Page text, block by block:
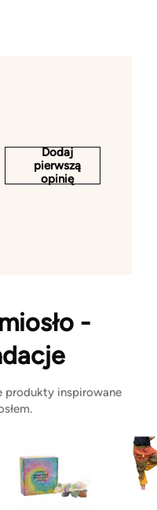
Dodaj
pierwszą
opinię
-
produkty inspirowane